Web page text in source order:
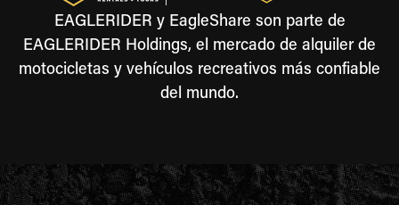
EAGLERIDER y EagleShare son parte de
EAGLERIDER Holdings, el mercado de alquiler de
motocicletas y vehículos recreativos más confiable
del mundo.